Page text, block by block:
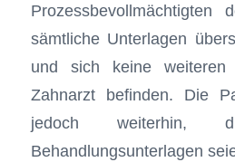
Prozessbevollmächtigten
sämtliche Unterlagen
und sich keine
Zahnarzt befinden. Die
jedoch weiterhin,
Behandlungsunterlagen